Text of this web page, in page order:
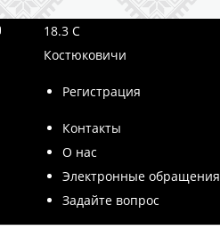
18.3 C
Костюковичи
Регистрация
Контакты
О нас
Электронные обращения
Задайте вопрос